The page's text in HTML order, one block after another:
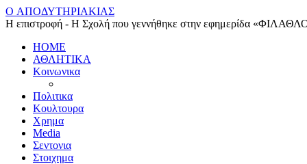
O ΑΠΟΔΥΤΗΡΙΑΚΙΑΣ
Η επιστροφή - Η Σχολή που γεννήθηκε στην εφημερίδα
HOME
ΑΘΛΗΤΙΚΑ
Κοινωνικα
Πολιτικα
Κουλτουρα
Χρημα
Media
Σεντονια
Στοιχημα